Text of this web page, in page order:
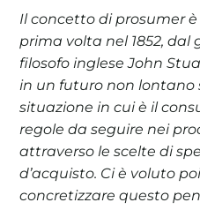
Il concetto di prosumer
prima volta nel 1852,
filosofo inglese John
in un futuro non lontano
situazione in cui è il
regole da seguire nei
attraverso le scelte di
d’acquisto. Ci è voluto
concretizzare questo